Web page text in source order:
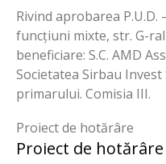
Rivind aprobarea
funcțiuni mixte, str. G-
beneficiare: S.C. AMD
Societatea Sirbau Invest
primarului. Comisia III.
Proiect de hotărâre
Proiect de